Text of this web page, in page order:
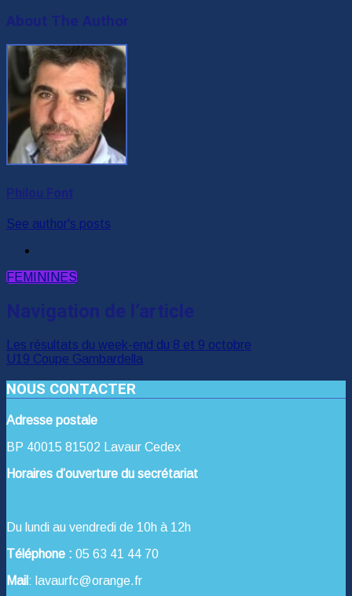
About The Author
Philou Font
See author's posts
FEMININES
Navigation de l’article
Les résultats du week-end du 8 et 9 octobre
U19 Coupe Gambardella
NOUS CONTACTER
Adresse postale
BP 40015 81502 Lavaur Cedex
Horaires d’ouverture du secrétariat
Du lundi au vendredi de 10h à 12h
Téléphone : 05 63 41 44 70
Mail : lavaurfc@orange.fr